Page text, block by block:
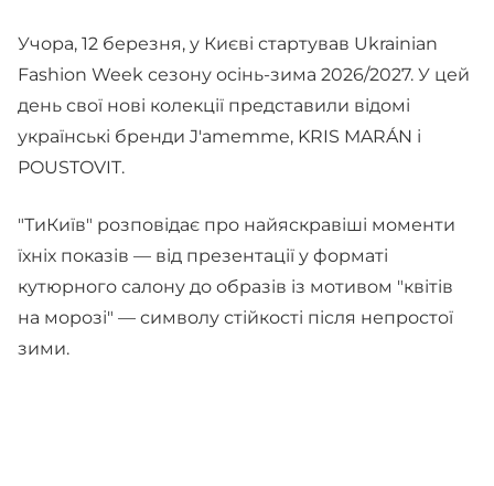
Учора, 12 березня, у Києві стартував Ukrainian
Fashion Week сезону осінь-зима 2026/2027. У цей
день свої нові колекції представили відомі
українські бренди J'amemme, KRIS MARÁN і
POUSTOVIT.
"ТиКиїв" розповідає про найяскравіші моменти
їхніх показів — від презентації у форматі
кутюрного салону до образів із мотивом "квітів
на морозі" — символу стійкості після непростої
зими.